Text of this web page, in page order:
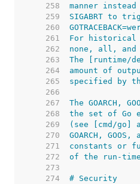
   258
   259
   260
   261
   262
   263
   264
   265
   266
   267
   268
   269
   270
   271
   272
   273
   274